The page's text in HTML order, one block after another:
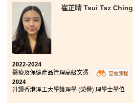
片
崔芷晴 Tsui Tsz Ching
2022-2024
醫療及保健產品管理高級文憑
查看課程
2024
升讀香港理工大學護理學 (榮譽) 理學士學位